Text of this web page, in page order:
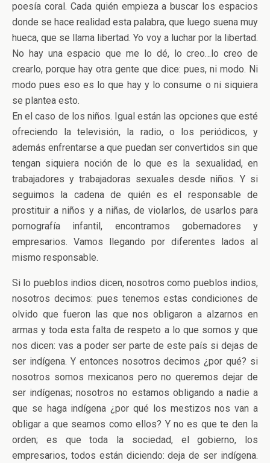
poesía coral. Cada quién empieza a buscar los espacios
donde se hace realidad esta palabra, que luego suena muy
hueca, que se llama libertad. Yo voy a luchar por la libertad.
No hay una espacio que me lo dé, lo creo…lo creo de
crearlo, porque hay otra gente que dice: pues, ni modo. Ni
modo pues eso es lo que hay y lo consume o ni siquiera
se plantea esto.
En el caso de los niños. Igual están las opciones que esté
ofreciendo la televisión, la radio, o los periódicos, y
además enfrentarse a que puedan ser convertidos sin que
tengan siquiera noción de lo que es la sexualidad, en
trabajadores y trabajadoras sexuales desde niños. Y si
seguimos la cadena de quién es el responsable de
prostituir a niños y a niñas, de violarlos, de usarlos para
pornografía infantil, encontramos gobernadores y
empresarios. Vamos llegando por diferentes lados al
mismo responsable.
Si lo pueblos indios dicen, nosotros como pueblos indios,
nosotros decimos: pues tenemos estas condiciones de
olvido que fueron las que nos obligaron a alzarnos en
armas y toda esta falta de respeto a lo que somos y que
nos dicen: vas a poder ser parte de este país si dejas de
ser indígena. Y entonces nosotros decimos ¿por qué? si
nosotros somos mexicanos pero no queremos dejar de
ser indígenas; nosotros no estamos obligando a nadie a
que se haga indígena ¿por qué los mestizos nos van a
obligar a que seamos como ellos? Y no es que te den la
orden; es que toda la sociedad, el gobierno, los
empresarios, todos están diciendo: deja de ser indígena.